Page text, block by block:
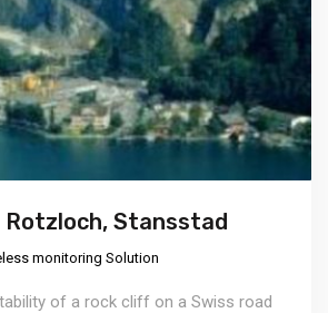
Stansstad
monitoring Solution
of a rock cliff on a Swiss road